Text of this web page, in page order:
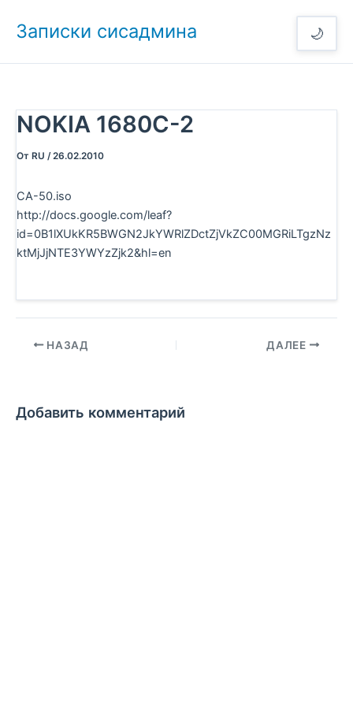
🌙
Записки сисадмина
NOKIA 1680C-2
От RU /26.02.2010
CA-50.iso
http://docs.google.com/leaf?
id=0B1lXUkKR5BWGN2JkYWRlZDctZjVkZC00MGRiLTgzNz
ktMjJjNTE3YWYzZjk2&hl=en
НАЗАД ДАЛЕЕ
Добавить комментарий